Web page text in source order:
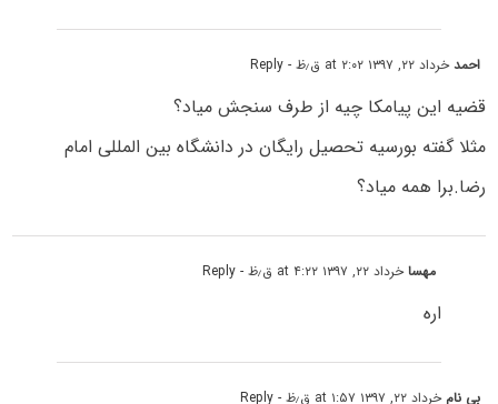
احمدخرداد ۲۲, ۱۳۹۷ at ۲:۰۲ ق٫ظ - Reply
قضیه این پیامکا چیه از طرف سنجش میاد؟
مثلا گفته بورسیه تحصیل رایگان در دانشگاه بین المللی امام
رضا.برا همه میاد؟
مهساخرداد ۲۲, ۱۳۹۷ at ۴:۲۲ ق٫ظ - Reply
اره
بی نام خرداد ۲۲, ۱۳۹۷ at ۱:۵۷ ق٫ظ - Reply